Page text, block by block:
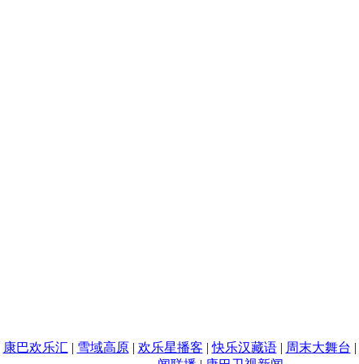
康巴欢乐汇 | 雪域高原| 欢乐星播客 |快乐汉藏语| 周末大舞台 |